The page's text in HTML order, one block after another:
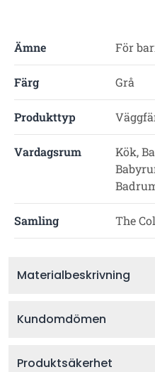
Ämne För
Färg Grå
Produkttyp
Vardagsrum
Kök,
Samling The
Materialbeskrivning
Kundomdömen
Produktsäkerhet